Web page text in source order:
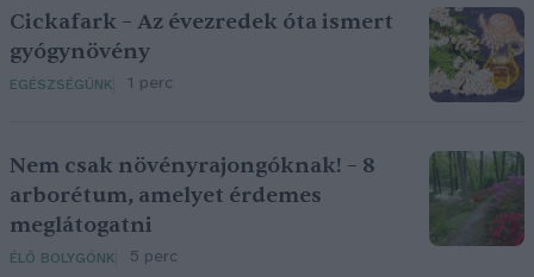
Cickafark – Az évezredek óta ismert
gyógynövény
EGÉSZSÉGÜNK 1 perc
Nem csak növényrajongóknak! – 8
arborétum, amelyet érdemes
meglátogatni
ÉLŐ BOLYGÓNK 5 perc